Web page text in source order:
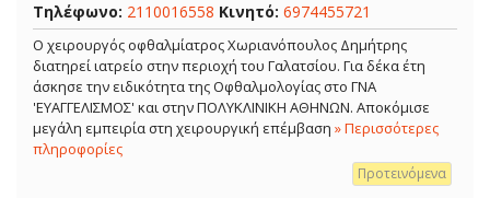
Τηλέφωνο: 2110016558 Κινητό: 6974455721
Ο χειρουργός οφθαλμίατρος Χωριανόπουλος Δημήτρης
διατηρεί ιατρείο στην περιοχή του Γαλατσίου. Για δέκα έτη
άσκησε την ειδικότητα της Οφθαλμολογίας στο ΓΝΑ
'ΕΥΑΓΓΕΛΙΣΜΟΣ' και στην ΠΟΛΥΚΛΙΝΙΚΗ ΑΘΗΝΩΝ. Αποκόμισε
μεγάλη εμπειρία στη χειρουργική επέμβαση » Περισσότερες
πληροφορίες
Προτεινόμενα